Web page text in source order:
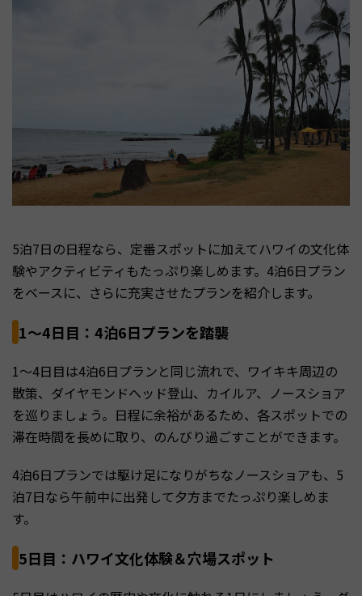
5泊7日の日程なら、定番スポットに加えてハワイの文化体
験やアクティビティもたっぷり楽しめます。4泊6日プラン
をベースに、さらに充実させたプランを紹介します。
1〜4日目：4泊6日プランを踏襲
1〜4日目は4泊6日プランと同じ流れで、ワイキキ周辺の
散策、ダイヤモンドヘッド登山、カイルア、ノースショア
を巡りましょう。日程に余裕があるため、各スポットでの
滞在時間を長めに取り、のんびり過ごすことができます。
4泊6日プランでは駆け足になりがちなノースショアも、5
泊7日なら午前中に出発して夕方までたっぷり楽しめま
す。
5日目：ハワイ文化体験＆穴場スポット